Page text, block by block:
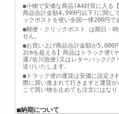
●小物で安価な商品(A4封筒に入る
商品合計金額4,999円以下)に関し
ックポストを使い全国一律200円で
●郵便・クリックポスト は期日・
せん。
●お買い上げ商品合計金額が5,000
2cmを超える】商品はトラック便(
運/佐川急便)又はレターパック/ク
送りいたします。
●トラック便の運賃は安価に設定さ
際に買い進まれて行きますと運賃
こで買い物を止めても注文にはな
■納期について